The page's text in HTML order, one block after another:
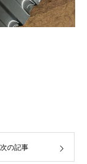
次の記事